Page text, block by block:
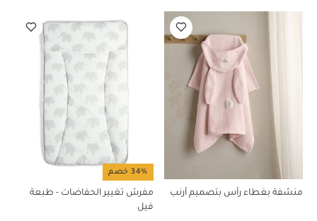
منشفة بغطاء رأس بتصميم أرنب
34% خصم
مفرش تغيير الحفاضات - طبعة
فيل